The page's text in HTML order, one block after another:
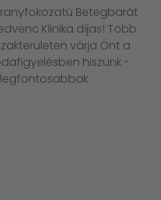
Betegbarát
Klinika díjas! Több
várja Önt a
hiszünk -
legfontosabbak